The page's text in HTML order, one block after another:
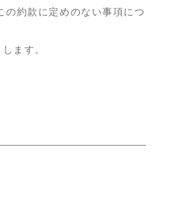
約款に定めのない事項につ
ます。